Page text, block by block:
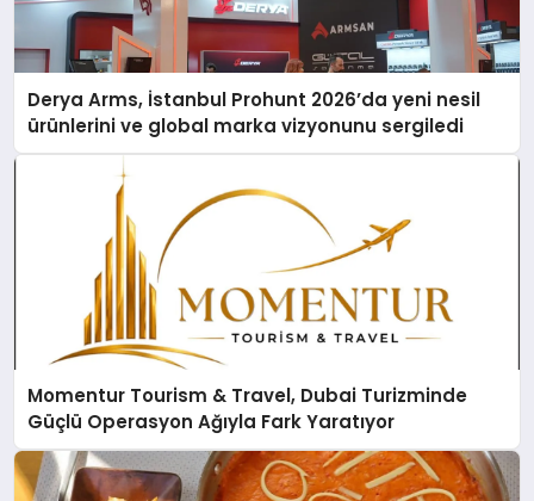
Derya Arms, İstanbul Prohunt 2026’da yeni nesil
ürünlerini ve global marka vizyonunu sergiledi
Momentur Tourism & Travel, Dubai Turizminde
Güçlü Operasyon Ağıyla Fark Yaratıyor